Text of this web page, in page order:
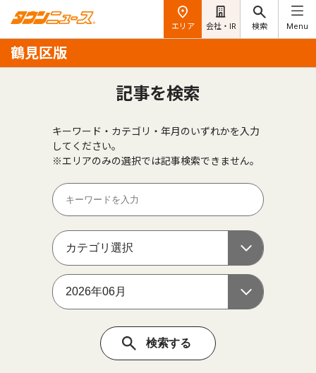
エリア 会社・IR 検索 Menu
鶴見区版
記事を検索
キーワード・カテゴリ・年月のいずれかを入力
してください。
※エリアのみの選択では記事検索できません。